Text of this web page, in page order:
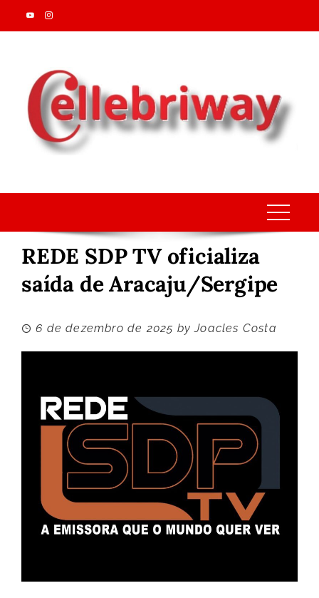
Skip
to
REDE SDP TV oficializa
saída de Aracaju/Sergipe
6 de dezembro de 2025 byJoacles Costa